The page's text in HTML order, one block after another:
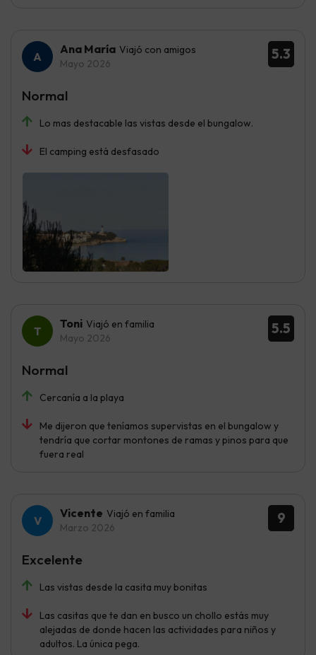
5.3
Ana María Viajó con amigos
Mayo 2026
Lo mas destacable las vistas desde el bungalow.
El camping está desfasado
Normal
5.5
Toni Viajó en familia
Mayo 2026
Cercanía a la playa
Me dijeron que teníamos supervistas en el bungalow y
tendría que cortar montones de ramas y pinos para que
fuera real
Normal
9
Vicente Viajó en familia
Marzo 2026
Las vistas desde la casita muy bonitas
Las casitas que te dan en busco un chollo estás muy
alejadas de donde hacen las actividades para niños y
adultos. La única pega.
Excelente